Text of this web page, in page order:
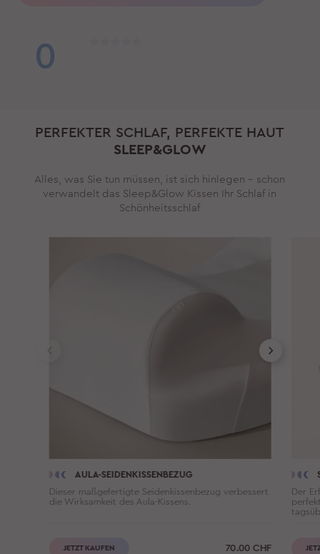
0
PERFEKTER SCHLAF, PERFEKTE HAUT
SLEEP&GLOW
Alles, was Sie tun müssen, ist sich hinlegen – schon
verwandelt das Sleep&Glow Kissen Ihr Schlaf in
Schönheitsschlaf
AULA-SEIDENKISSENBEZUG
Dieser maßgefertigte Seidenkissenbezug verbessert
die Wirksamkeit des Aula-Kissens.
JETZT KAUFEN 70.00 CHF
Der